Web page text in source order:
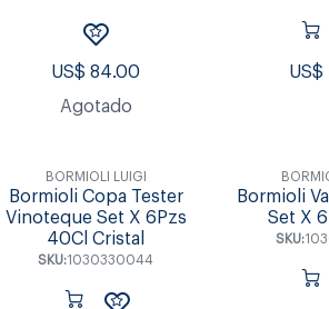
US$84.00
Agotado
US$
BORMIOLI LUIGI
Bormioli Copa Tester
Vinoteque Set X 6Pzs
40Cl Cristal
SKU:1030330044
Bormioli
Set X
SKU: